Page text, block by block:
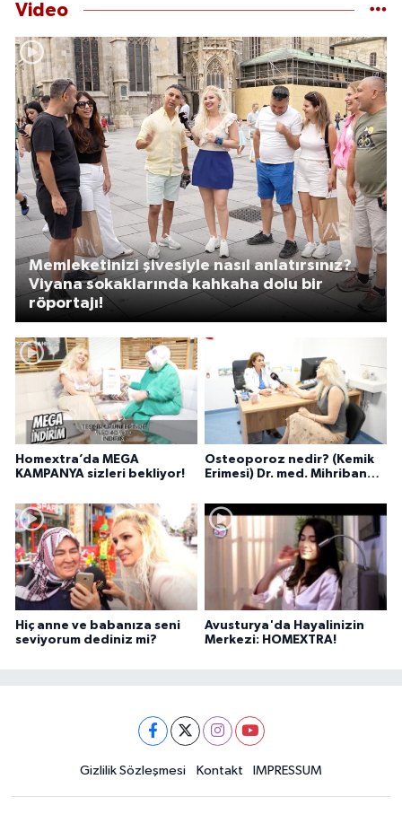
Video
Homextra’da MEGA
KAMPANYA sizleri bekliyor!
Osteoporoz nedir? (Kemik
Erimesi) Dr. med. Mihriban
Memleketinizi şivesiyle nasıl anlatırsınız?
Viyana sokaklarında kahkaha dolu bir
röportajı!
Hiç anne ve babanıza seni
seviyorum dediniz mi?
Avusturya'da Hayalinizin
Merkezi: HOMEXTRA!
Gizlilik Sözleşmesi Kontakt IMPRESSUM